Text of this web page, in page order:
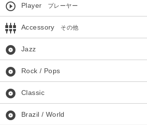
play_circle_outline Player プレーヤー
settings_input_component Accessory その他
album Jazz
album Rock / Pops
album Classic
album Brazil / World